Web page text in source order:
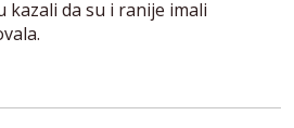
kazali da su i ranije imali